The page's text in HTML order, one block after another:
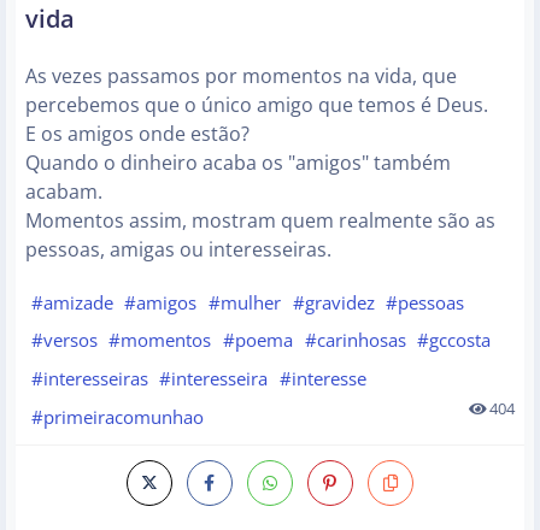
vida
As vezes passamos por momentos na vida, que
percebemos que o único amigo que temos é Deus.
E os amigos onde estão?
Quando o dinheiro acaba os "amigos" também
acabam.
Momentos assim, mostram quem realmente são as
pessoas, amigas ou interesseiras.
#amizade #amigos #mulher #gravidez #pessoas
#versos #momentos #poema #carinhosas #gccosta
#interesseiras #interesseira #interesse
#primeiracomunhao
404